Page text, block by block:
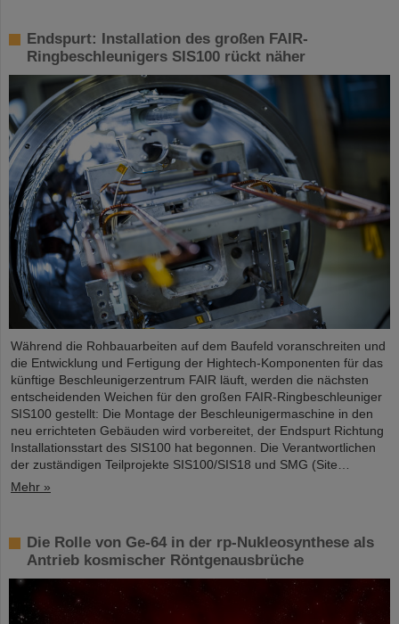
Endspurt: Installation des großen FAIR-
Ringbeschleunigers SIS100 rückt näher
Während die Rohbauarbeiten auf dem Baufeld voranschreiten und
die Entwicklung und Fertigung der Hightech-Komponenten für das
künftige Beschleunigerzentrum FAIR läuft, werden die nächsten
entscheidenden Weichen für den großen FAIR-Ringbeschleuniger
SIS100 gestellt: Die Montage der Beschleunigermaschine in den
neu errichteten Gebäuden wird vorbereitet, der Endspurt Richtung
Installationsstart des SIS100 hat begonnen. Die Verantwortlichen
der zuständigen Teilprojekte SIS100/SIS18 und SMG (Site…
Mehr »
Die Rolle von Ge-64 in der rp-Nukleosynthese als
Antrieb kosmischer Röntgenausbrüche